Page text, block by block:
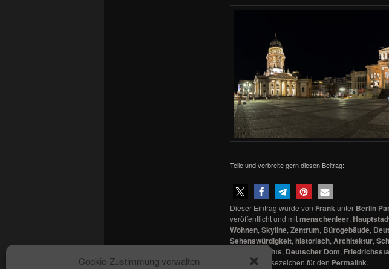
Cookie-Zustimmung verwalten
Teile und verbreite gern diesen Beitrag:
Dieser Eintrag wurde von Frankunter Berlin
veröffentlicht und mitmenschenleer,
Wohnen, Skyline, Zentrum, Bürogebäude,
Sehenswürdigkeit, historisch, Architektur,
nachts, Deutscher Dom,
Setze ein Lesezeichen für den Permalink.